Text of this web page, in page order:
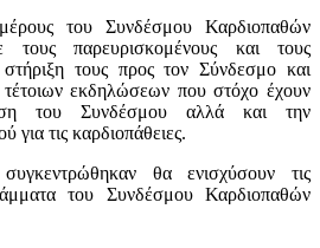
του Συνδέσμου Καρδιοπαθών
τους παρευρισκομένους και τους
τους προς τον Σύνδεσμο και
εκδηλώσεων που στόχο έχουν
του Συνδέσμου αλλά και την
για τις καρδιοπάθειες.
θα ενισχύσουν τις
του Συνδέσμου Καρδιοπαθών